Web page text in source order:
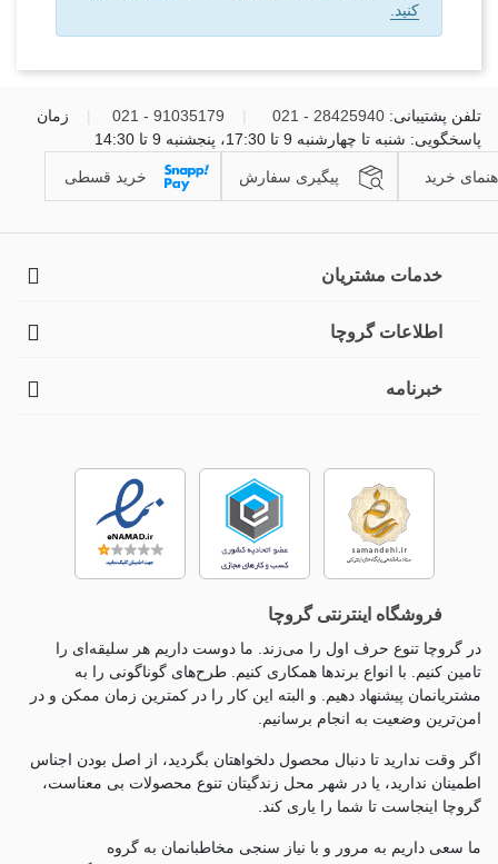
کنید.
تلفن پشتیبانی: 28425940 - 021
91035179 - 021
زمان
پاسخگویی: شنبه تا چهارشنبه 9 تا 17:30، پنجشنبه 9 تا 14:30
خرید پیگیری سفارش خرید قسطی
خدمات مشتریان
اطلاعات گروچا
خبرنامه
فروشگاه اینترنتی گروچا
در گروچا تنوع حرف اول را می‌زند. ما دوست داریم هر سلیقه‌ای را
تامین کنیم. با انواع برندها همکاری کنیم. طرح‌های گوناگونی را به
مشتریانمان پیشنهاد دهیم. و البته این کار را در کمترین زمان ممکن و در
امن‌ترین وضعیت به انجام برسانیم.
اگر وقت ندارید تا دنبال محصول دلخواهتان بگردید، از اصل بودن اجناس
اطمینان ندارید، یا در شهر محل زندگیتان تنوع محصولات بی معناست،
گروچا اینجاست تا شما را یاری کند.
ما سعی داریم به مرور و با نیاز سنجی مخاطبانمان به گروه